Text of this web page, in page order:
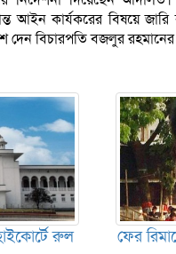
আইন কার্যকরের বিষয়ে
দেন বিচারপতি বজলুর রহমানের
রুল ফের